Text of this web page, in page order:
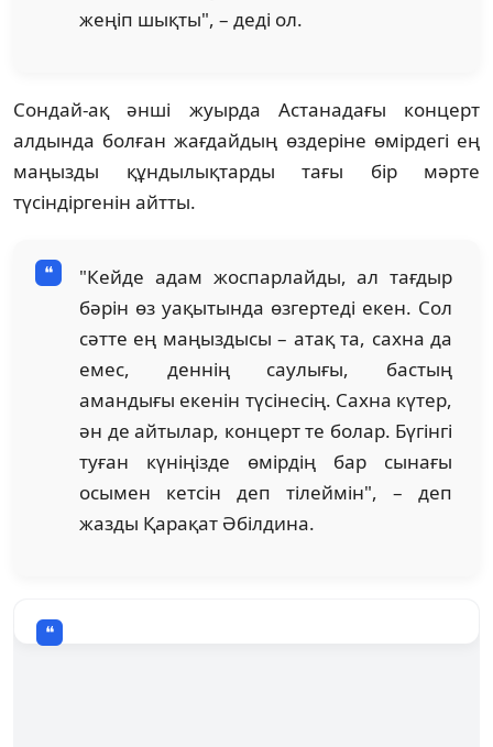
жеңіп шықты", – деді ол.
Сондай-ақ әнші жуырда Астанадағы концерт
алдында болған жағдайдың өздеріне өмірдегі ең
маңызды құндылықтарды тағы бір мәрте
түсіндіргенін айтты.
"Кейде адам жоспарлайды, ал тағдыр
бәрін өз уақытында өзгертеді екен. Сол
сәтте ең маңыздысы – атақ та, сахна да
емес, деннің саулығы, бастың
амандығы екенін түсінесің. Сахна күтер,
ән де айтылар, концерт те болар. Бүгінгі
туған күніңізде өмірдің бар сынағы
осымен кетсін деп тілеймін", – деп
жазды Қарақат Әбілдина.